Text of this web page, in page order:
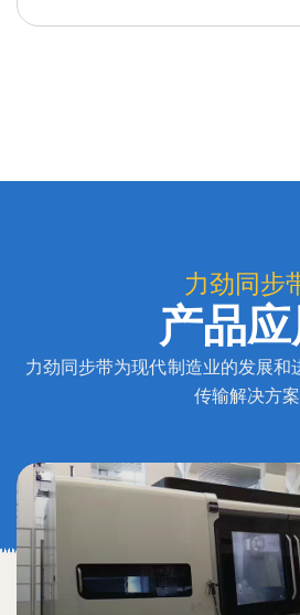
力劲同步
产品应
力劲同步带为现代制造业的发展和
传输解决方案